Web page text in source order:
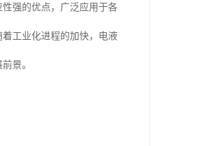
强的优点，广泛应用于各
工业化进程的加快，电液
景。